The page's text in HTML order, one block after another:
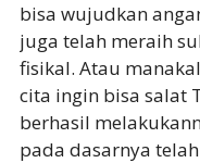
bisa wujudkan
juga telah meraih
fisikal. Atau
cita ingin bisa salat
berhasil
pada dasarnya